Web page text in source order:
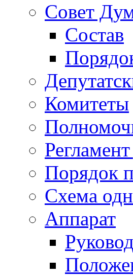
Совет
Состав
Комитеты
Порядок
Схема
Аппарат